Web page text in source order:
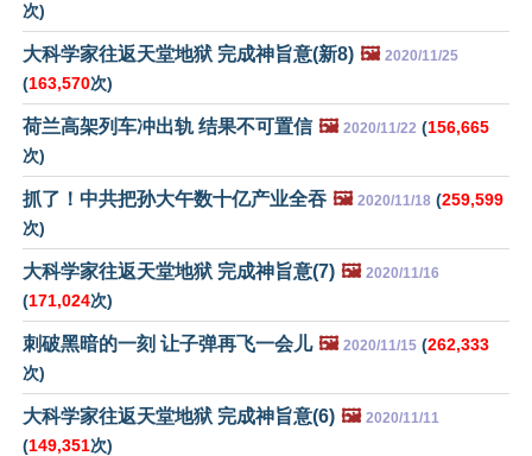
次)
大科学家往返天堂地狱 完成神旨意(新8) 🖼️ 2020/11/25
(163,570次)
荷兰高架列车冲出轨 结果不可置信 🖼️ 2020/11/22 (156,665
次)
抓了！中共把孙大午数十亿产业全吞 🖼️ 2020/11/18 (259,599
次)
大科学家往返天堂地狱 完成神旨意(7) 🖼️ 2020/11/16
(171,024次)
刺破黑暗的一刻 让子弹再飞一会儿 🖼️ 2020/11/15 (262,333
次)
大科学家往返天堂地狱 完成神旨意(6) 🖼️ 2020/11/11
(149,351次)